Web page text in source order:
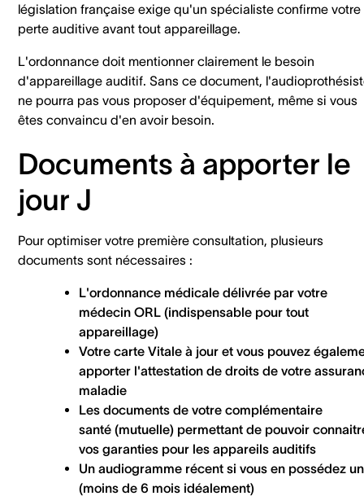
législation française exige qu'un spécialiste confirme votre
perte auditive avant tout appareillage.
L'ordonnance doit mentionner clairement le besoin
d'appareillage auditif. Sans ce document,
ne pourra pas vous proposer d'équipement, même si vous
êtes convaincu d'en avoir besoin.
Documents à apporter le
jour J
Pour optimiser votre première consultation, plusieurs
documents sont nécessaires :
L'ordonnance médicale délivrée par votre
médecin ORL (indispensable pour tout
appareillage)
Votre carte Vitale à jour et vous pouvez
apporter l'attestation de droits de votre
maladie
Les documents de votre complémentaire
santé (mutuelle) permettant de pouvoir
vos garanties pour les appareils auditifs
Un audiogramme récent si vous en possédez un
(moins de 6 mois idéalement)